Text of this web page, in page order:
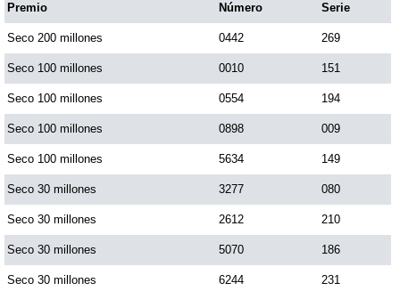
Premio Número Serie
Seco 200 millones 0442 269
Seco 100 millones 0010 151
Seco 100 millones 0554 194
Seco 100 millones 0898 009
Seco 100 millones 5634 149
Seco 30 millones 3277 080
Seco 30 millones 2612 210
Seco 30 millones 5070 186
Seco 30 millones 6244 231